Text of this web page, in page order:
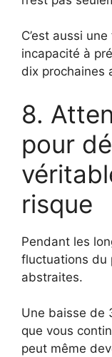
C’est aussi
incapacité à
dix prochaines
8.
pour
risque
Pendant les
fluctuations du
abstraites.
Une baisse de
que vous
peut même